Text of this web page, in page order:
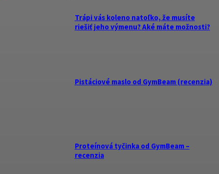
Trápi vás koleno natoľko, že musíte
riešiť jeho výmenu? Aké máte možnosti?
Pistáciové maslo od GymBeam (recenzia)
Proteínová tyčinka od GymBeam –
recenzia